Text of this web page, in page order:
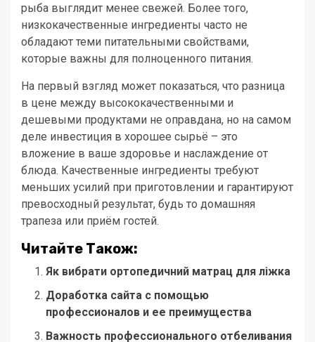
рыба выглядит менее свежей. Более того,
низкокачественные ингредиенты часто не
обладают теми питательными свойствами,
которые важны для полноценного питания.
На первый взгляд может показаться, что разница
в цене между высококачественными и
дешевыми продуктами не оправдана, но на самом
деле инвестиция в хорошее сырьё – это
вложение в ваше здоровье и наслаждение от
блюда. Качественные ингредиенты требуют
меньших усилий при приготовлении и гарантируют
превосходный результат, будь то домашняя
трапеза или приём гостей.
Читайте Також:
Як вибрати ортопедичний матрац для ліжка
Доработка сайта с помощью
профессионалов и ее преимущества
Важность профессионального отбеливания